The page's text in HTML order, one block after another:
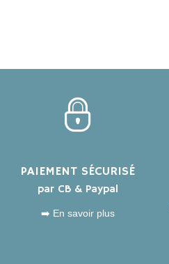
PAIEMENT SÉCURISÉ
par CB & Paypal
➡️ En savoir plus